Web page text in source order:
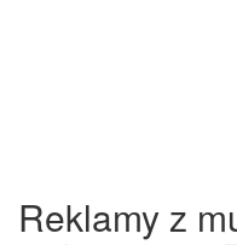
Reklamy z